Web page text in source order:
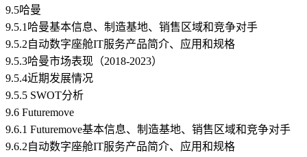
9.5哈曼
9.5.1哈曼基本信息、制造基地、销售区域和竞争对手
9.5.2自动数字座舱IT服务产品简介、应用和规格
9.5.3哈曼市场表现（2018-2023）
9.5.4近期发展情况
9.5.5 SWOT分析
9.6 Futuremove
9.6.1 Futuremove基本信息、制造基地、销售区域和竞争对手
9.6.2自动数字座舱IT服务产品简介、应用和规格